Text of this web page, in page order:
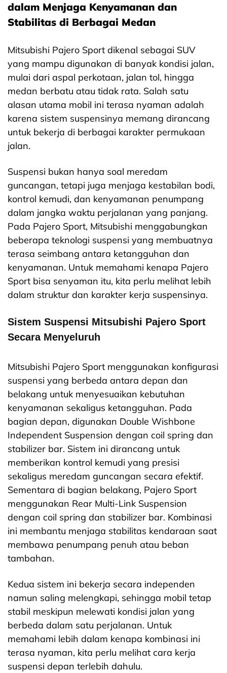
dalam Menjaga Kenyamanan dan
Stabilitas di Berbagai Medan
Mitsubishi Pajero Sport dikenal sebagai SUV
yang mampu digunakan di banyak kondisi jalan,
mulai dari aspal perkotaan, jalan tol, hingga
medan berbatu atau tidak rata. Salah satu
alasan utama mobil ini terasa nyaman adalah
karena sistem suspensinya memang dirancang
untuk bekerja di berbagai karakter permukaan
jalan.
Suspensi bukan hanya soal meredam
guncangan, tetapi juga menjaga kestabilan bodi,
kontrol kemudi, dan kenyamanan penumpang
dalam jangka waktu perjalanan yang panjang.
Pada Pajero Sport, Mitsubishi menggabungkan
beberapa teknologi suspensi yang membuatnya
terasa seimbang antara ketangguhan dan
kenyamanan. Untuk memahami kenapa Pajero
Sport bisa senyaman itu, kita perlu melihat lebih
dalam struktur dan karakter kerja suspensinya.
Sistem Suspensi Mitsubishi Pajero Sport
Secara Menyeluruh
Mitsubishi Pajero Sport menggunakan konfigurasi
suspensi yang berbeda antara depan dan
belakang untuk menyesuaikan kebutuhan
kenyamanan sekaligus ketangguhan. Pada
bagian depan, digunakan Double Wishbone
Independent Suspension dengan coil spring dan
stabilizer bar. Sistem ini dirancang untuk
memberikan kontrol kemudi yang presisi
sekaligus meredam guncangan secara efektif.
Sementara di bagian belakang, Pajero Sport
menggunakan Rear Multi-Link Suspension
dengan coil spring dan stabilizer bar. Kombinasi
ini membantu menjaga stabilitas kendaraan saat
membawa penumpang penuh atau beban
tambahan.
Kedua sistem ini bekerja secara independen
namun saling melengkapi, sehingga mobil tetap
stabil meskipun melewati kondisi jalan yang
berbeda dalam satu perjalanan. Untuk
memahami lebih dalam kenapa kombinasi ini
terasa nyaman, kita perlu melihat cara kerja
suspensi depan terlebih dahulu.